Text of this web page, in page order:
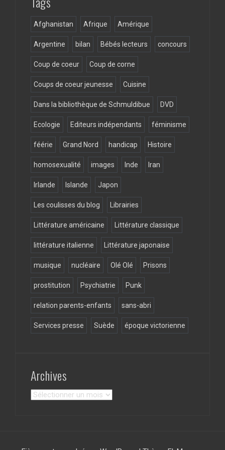
Afghanistan Afrique Amérique
Argentine bilan Bébés lecteurs concours
Coup de coeur Coup de corne
Coups de coeur jeunesse Cuisine
Dans la bibliothèque de Schmuldibue DVD
Ecologie Editeurs indépendants féminisme
féérie Grand Nord handicap Histoire
homosexualité images Inde Iran
Irlande Islande Japon
Les coulisses du blog Librairies
Littérature américaine Littérature classique
littérature italienne Littérature japonaise
musique nucléaire Olé Olé Prisons
prostitution Psychiatrie Punk
relation parents-enfants sans-abri
Services presse Suède époque victorienne
Archives
Archives